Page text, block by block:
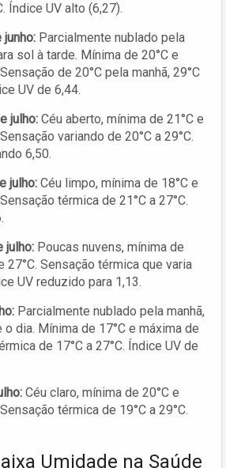
Índice UV alto (6,27).
Parcialmente nublado pela
sol à tarde. Mínima de 20°C e
de 20°C pela manhã, 29°C
UV de 6,44.
julho: Céu aberto, mínima de 21°C e
variando de 20°C a 29°C.
6,50.
julho: Céu limpo, mínima de 18°C e
térmica de 21°C a 27°C.
julho: Poucas nuvens, mínima de
27°C. Sensação térmica que varia
UV reduzido para 1,13.
Parcialmente nublado pela manhã,
dia. Mínima de 17°C e máxima de
de 17°C a 27°C. Índice UV de
Céu claro, mínima de 20°C e
térmica de 19°C a 29°C.
Umidade na Saúde